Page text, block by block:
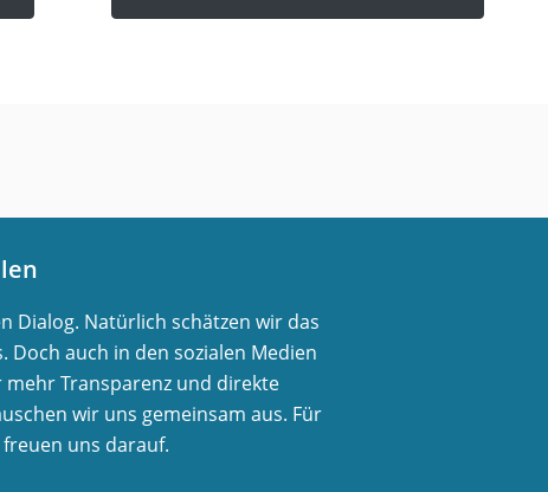
Dialog. Natürlich schätzen wir das
Doch auch in den sozialen Medien
Transparenz und direkte
wir uns gemeinsam aus. Für
uns darauf.